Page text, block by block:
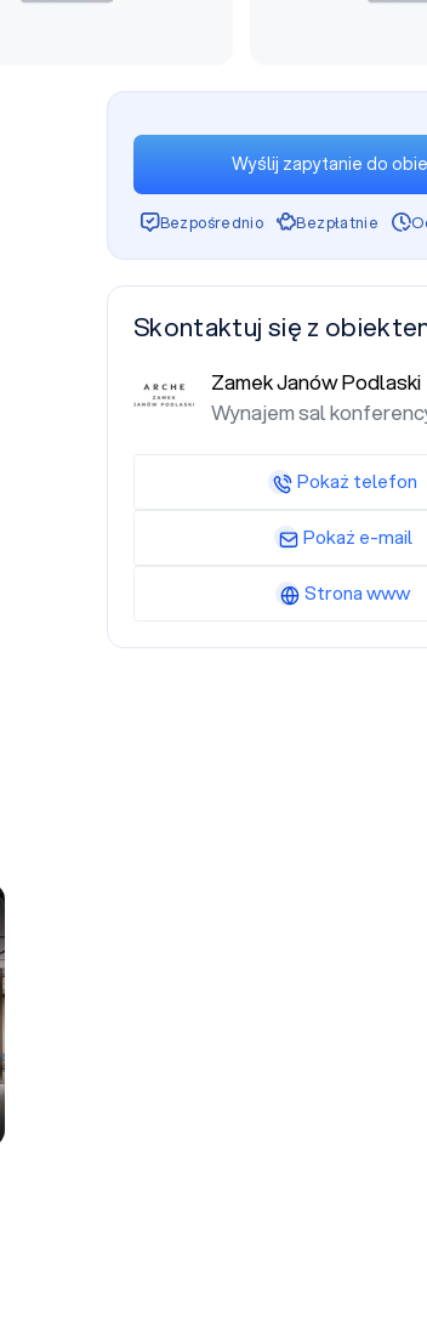
Wyślij zapytanie do
Bezpośrednio Bezpłatnie
Skontaktuj się z
Zamek Janów Podlaski
Wynajem sal
Pokaż telefon
Pokaż e-mail
Strona www